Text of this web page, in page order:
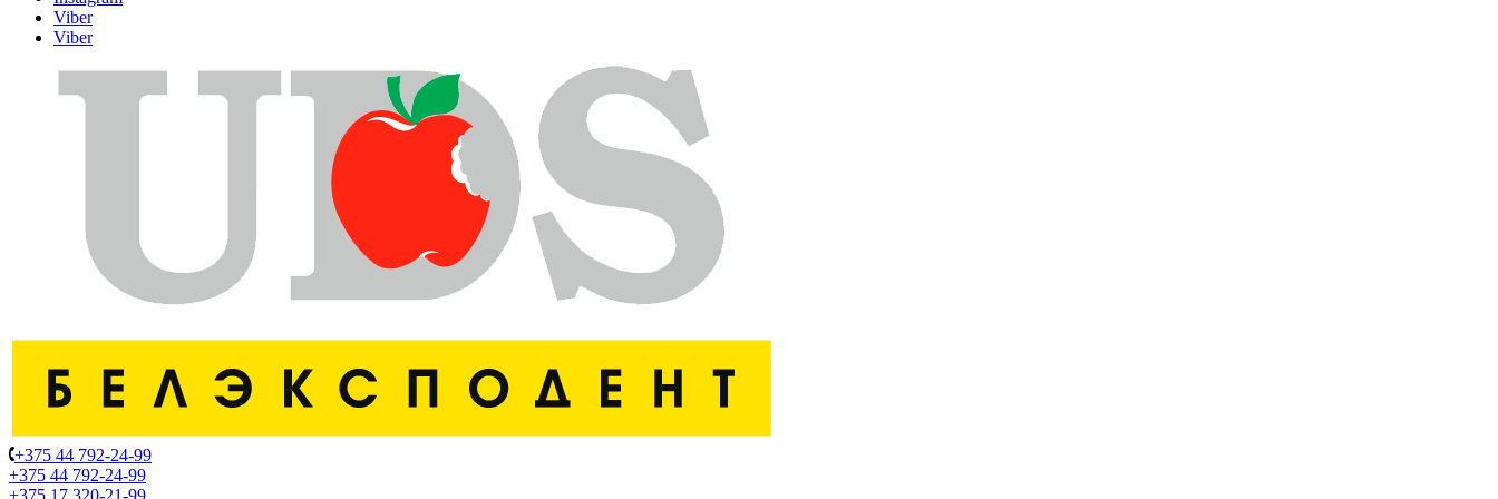
Viber
Viber
+375 44 792-24-99
+375 44 792-24-99
+375 17 320-21-99